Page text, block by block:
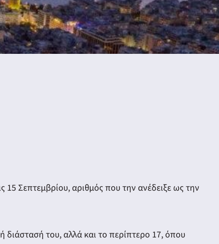
15 Σεπτεμβρίου, αριθμός που την ανέδειξε ως την
διάστασή του, αλλά και το περίπτερο 17, όπου